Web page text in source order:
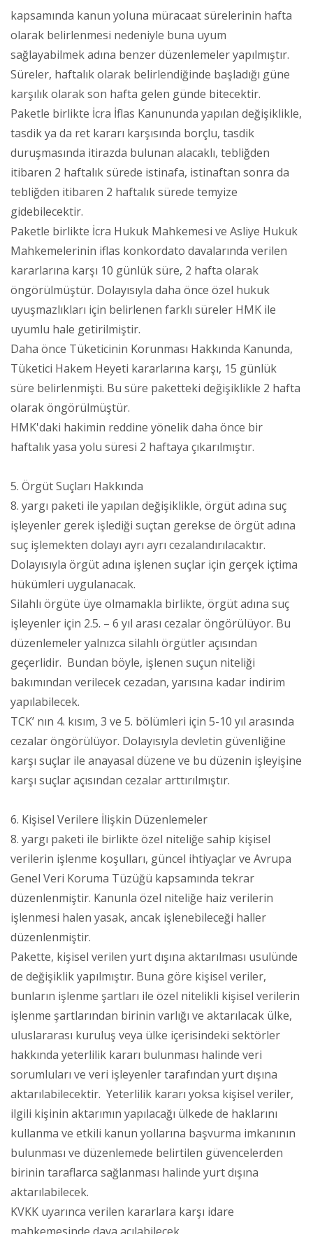
kapsamında kanun yoluna müracaat sürelerinin hafta
olarak belirlenmesi nedeniyle buna uyum
sağlayabilmek adına benzer düzenlemeler yapılmıştır.
Süreler, haftalık olarak belirlendiğinde başladığı güne
karşılık olarak son hafta gelen günde bitecektir.
Paketle birlikte İcra İflas Kanununda yapılan değişiklikle,
tasdik ya da ret kararı karşısında borçlu, tasdik
duruşmasında itirazda bulunan alacaklı, tebliğden
itibaren 2 haftalık sürede istinafa, istinaftan sonra da
tebliğden itibaren 2 haftalık sürede temyize
gidebilecektir.
Paketle birlikte İcra Hukuk Mahkemesi ve Asliye Hukuk
Mahkemelerinin iflas konkordato davalarında verilen
kararlarına karşı 10 günlük süre, 2 hafta olarak
öngörülmüştür. Dolayısıyla daha önce özel hukuk
uyuşmazlıkları için belirlenen farklı süreler HMK ile
uyumlu hale getirilmiştir.
Daha önce Tüketicinin Korunması Hakkında Kanunda,
Tüketici Hakem Heyeti kararlarına karşı, 15 günlük
süre belirlenmişti. Bu süre paketteki değişiklikle 2 hafta
olarak öngörülmüştür.
HMK'daki hakimin reddine yönelik daha önce bir
haftalık yasa yolu süresi 2 haftaya çıkarılmıştır.
5. Örgüt Suçları Hakkında
8. yargı paketi ile yapılan değişiklikle, örgüt adına suç
işleyenler gerek işlediği suçtan gerekse de örgüt adına
suç işlemekten dolayı ayrı ayrı cezalandırılacaktır.
Dolayısıyla örgüt adına işlenen suçlar için gerçek içtima
hükümleri uygulanacak.
Silahlı örgüte üye olmamakla birlikte, örgüt adına suç
işleyenler için 2.5. – 6 yıl arası cezalar öngörülüyor. Bu
düzenlemeler yalnızca silahlı örgütler açısından
geçerlidir. Bundan böyle, işlenen suçun niteliği
bakımından verilecek cezadan, yarısına kadar indirim
yapılabilecek.
TCK’ nın 4. kısım, 3 ve 5. bölümleri için 5-10 yıl arasında
cezalar öngörülüyor. Dolayısıyla devletin güvenliğine
karşı suçlar ile anayasal düzene ve bu düzenin işleyişine
karşı suçlar açısından cezalar arttırılmıştır.
6. Kişisel Verilere İlişkin Düzenlemeler
8. yargı paketi ile birlikte özel niteliğe sahip kişisel
verilerin işlenme koşulları, güncel ihtiyaçlar ve Avrupa
Genel Veri Koruma Tüzüğü kapsamında tekrar
düzenlenmiştir. Kanunla özel niteliğe haiz verilerin
işlenmesi halen yasak, ancak işlenebileceği haller
düzenlenmiştir.
Pakette, kişisel verilen yurt dışına aktarılması usulünde
de değişiklik yapılmıştır. Buna göre kişisel veriler,
bunların işlenme şartları ile özel nitelikli kişisel verilerin
işlenme şartlarından birinin varlığı ve aktarılacak ülke,
uluslararası kuruluş veya ülke içerisindeki sektörler
hakkında yeterlilik kararı bulunması halinde veri
sorumluları ve veri işleyenler tarafından yurt dışına
aktarılabilecektir. Yeterlilik kararı yoksa kişisel veriler,
ilgili kişinin aktarımın yapılacağı ülkede de haklarını
kullanma ve etkili kanun yollarına başvurma imkanının
bulunması ve düzenlemede belirtilen güvencelerden
birinin taraflarca sağlanması halinde yurt dışına
aktarılabilecek.
KVKK uyarınca verilen kararlara karşı idare